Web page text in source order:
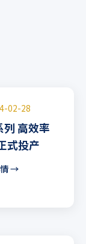
02-28
列 高效率
式投产
→